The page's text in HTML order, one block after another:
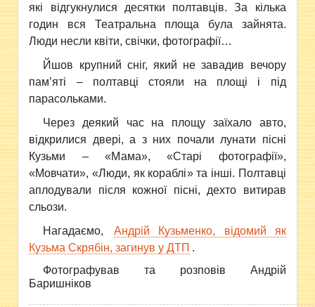
які відгукнулися десятки полтавців. За кілька
годин вся Театральна площа була зайнята.
Люди несли квіти, свічки, фотографії…
Йшов крупний сніг, який не завадив вечору
пам’яті – полтавці стояли на площі і під
парасольками.
Через деякий час на площу заїхало авто,
відкрилися двері, а з них почали лунати пісні
Кузьми – «Мама»,«Старі фотографії»,
«Мовчати»,«Люди, як кораблі» та інші. Полтавці
аплодували після кожної пісні, дехто витирав
сльози.
Нагадаємо,
Андрій Кузьменко, відомий як
Кузьма Скрябін, загинув у ДТП .
Фотографував та розповів Андрій
Баришніков